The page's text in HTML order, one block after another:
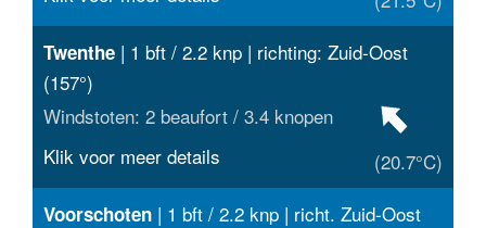
Twenthe | 1 bft / 2.2 knp | richting: Zuid-Oost
(157°)
Windstoten: 2 beaufort / 3.4 knopen
(20.7°C)
Klik voor meer details
Voorschoten | 1 bft / 2.2 knp | richt. Zuid-Oost